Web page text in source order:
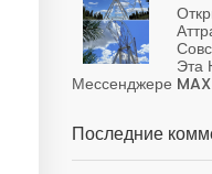
Эта
Мессенджере
Последние